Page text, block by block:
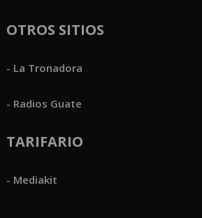
OTROS SITIOS
- La Tronadora
- Radios Guate
TARIFARIO
- Mediakit